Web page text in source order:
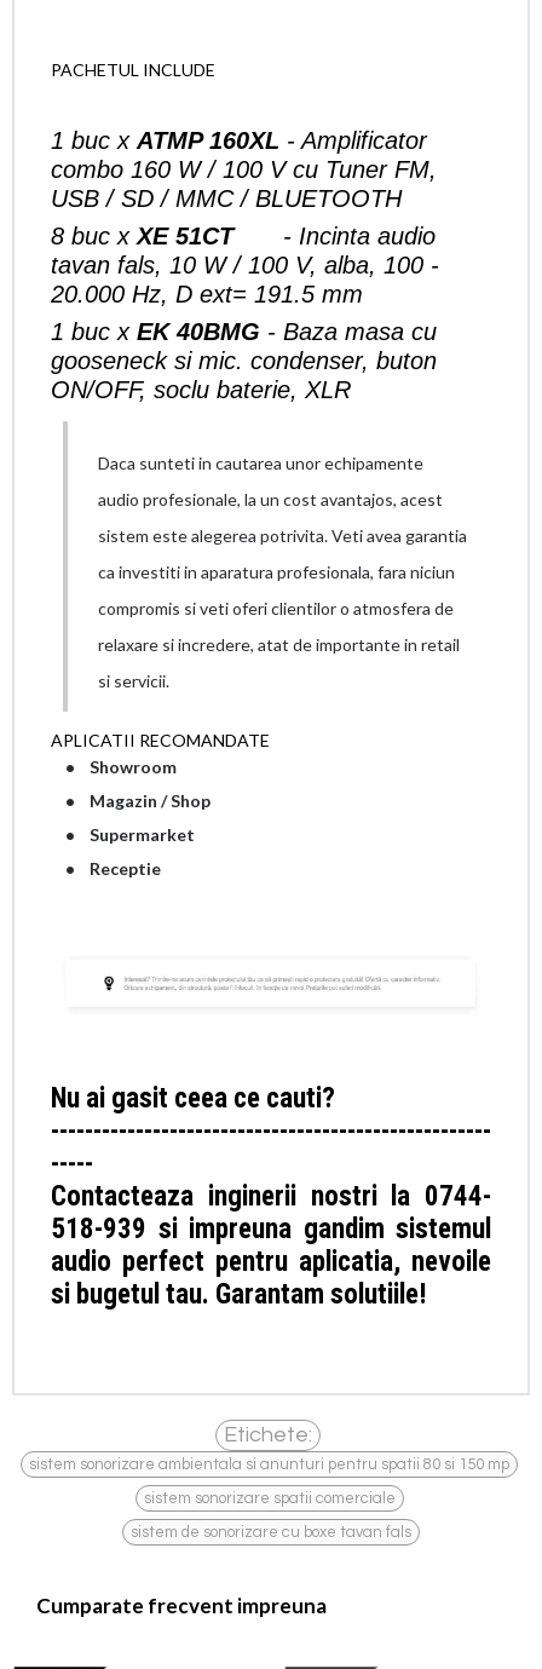
PACHETUL INCLUDE
1 buc x ATMP 160XL - Amplificator
combo 160 W / 100 V cu Tuner FM,
USB / SD / MMC / BLUETOOTH
8 buc x XE 51CT
- Incinta audio
tavan fals, 10 W / 100 V, alba, 100 -
20.000 Hz, D ext= 191.5 mm
1 buc x EK 40BMG - Baza masa cu
gooseneck si mic. condenser, buton
ON/OFF, soclu baterie, XLR
Daca sunteti in cautarea unor echipamente
audio profesionale, la un cost avantajos, acest
sistem este alegerea potrivita. Veti avea garantia
ca investiti in aparatura profesionala, fara niciun
compromis si veti oferi clientilor o atmosfera de
relaxare si incredere, atat de importante in retail
si servicii.
APLICATII RECOMANDATE
• Showroom
• Magazin / Shop
• Supermarket
• Receptie
Nu ai gasit ceea ce cauti?
----------------------------------------------------
-----
Contacteaza inginerii nostri la 0744-
518-939 si impreuna gandim sistemul
audio perfect pentru aplicatia, nevoile
si bugetul tau. Garantam solutiile!
Etichete:
sistem sonorizare ambientala si anunturi pentru spatii 80 si 150 mp
sistem sonorizare spatii comerciale ,
sistem de sonorizare cu boxe tavan fals
Cumparate frecvent impreuna